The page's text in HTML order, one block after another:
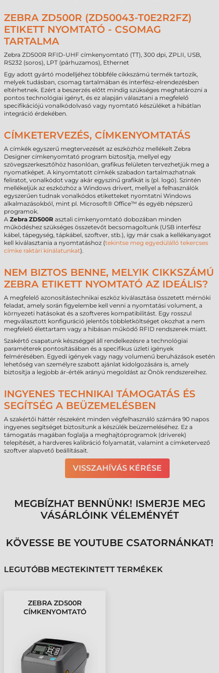
ZEBRA ZD500R (ZD50043-T0E2R2FZ)
ETIKETT NYOMTATÓ - CSOMAG
TARTALMA
Zebra ZD500R RFID-UHF címkenyomtató (TT), 300 dpi, ZPLII, USB,
RS232 (soros), LPT (párhuzamos), Ethernet
Egy adott gyártó modelljéhez többféle cikkszámú termék tartozik,
melyek tudásban, csomag tartalmában és interfész-elrendezésben
eltérhetnek. Ezért a beszerzés előtt mindig szükséges meghatározni a
pontos technológiai igényt, és ez alapján választani a megfelelő
specifikációjú vonalkódolvasó vagy nyomtató készüléket a hibátlan
integráció érdekében.
CÍMKETERVEZÉS, CÍMKENYOMTATÁS
A címkék egyszerű megtervezését az eszközhöz mellékelt Zebra
Designer címkenyomtató program biztosítja, mellyel egy
szövegszerkesztőhöz hasonlóan, grafikus felületen tervezhetjük meg a
nyomatképet. A kinyomtatott címkék szabadon tartalmazhatnak
feliratot, vonalkódot vagy akár egyszínű grafikát is (pl. logó). Szintén
mellékeljük az eszközhöz a Windows drivert, mellyel a felhasználók
egyszerűen tudnak vonalkódos etiketteket nyomtatni Windows
alkalmazásokból, mint pl. Microsoft® Office™ és egyéb népszerű
programok.
A Zebra ZD500R asztali címkenyomtató dobozában minden
működéshez szükséges összetevőt becsomagoltunk (USB interfész
kábel, tápegység, tápkábel, szoftver, stb.), így már csak a kellékanyagot
kell kiválasztania a nyomtatáshoz (tekintse meg egyedülálló tekercses
címke raktári kínálatunkat).
NEM BIZTOS BENNE, MELYIK CIKKSZÁMÚ
ZEBRA ETIKETT NYOMTATÓ AZ IDEÁLIS?
A megfelelő azonosítástechnikai eszköz kiválasztása összetett mérnöki
feladat, amely során figyelembe kell venni a nyomtatási volument, a
környezeti hatásokat és a szoftveres kompatibilitást. Egy rosszul
megválasztott konfiguráció jelentős többletköltséget okozhat a nem
megfelelő élettartam vagy a hibásan működő RFID rendszerek miatt.
Szakértő csapatunk készséggel áll rendelkezésre a technológiai
paraméterek pontosításában és a specifikus üzleti igények
felmérésében. Egyedi igények vagy nagy volumenű beruházások esetén
lehetőség van személyre szabott ajánlat kidolgozására is, amely
biztosítja a legjobb ár-érték arányú megoldást az Önök rendszereihez.
INGYENES TECHNIKAI TÁMOGATÁS ÉS
SEGÍTSÉG A BEÜZEMELÉSBEN
A szakértői háttér részeként minden végfelhasználó számára 90 napos
ingyenes segítséget biztosítunk a készülék beüzemeléséhez. Ez a
támogatás magában foglalja a meghajtóprogramok (driverek)
telepítését, a hardveres kalibráció folyamatát, valamint a címketervező
szoftver alapvető beállításait.
VISSZAHÍVÁS KÉRÉSE
MEGBÍZHAT BENNÜNK! ISMERJE MEG
VÁSÁRLÓINK VÉLEMÉNYÉT
KÖVESSE BE YOUTUBE CSATORNÁNKAT!
LEGUTÓBB MEGTEKINTETT TERMÉKEK
ZEBRA ZD500R
CÍMKENYOMTATÓ